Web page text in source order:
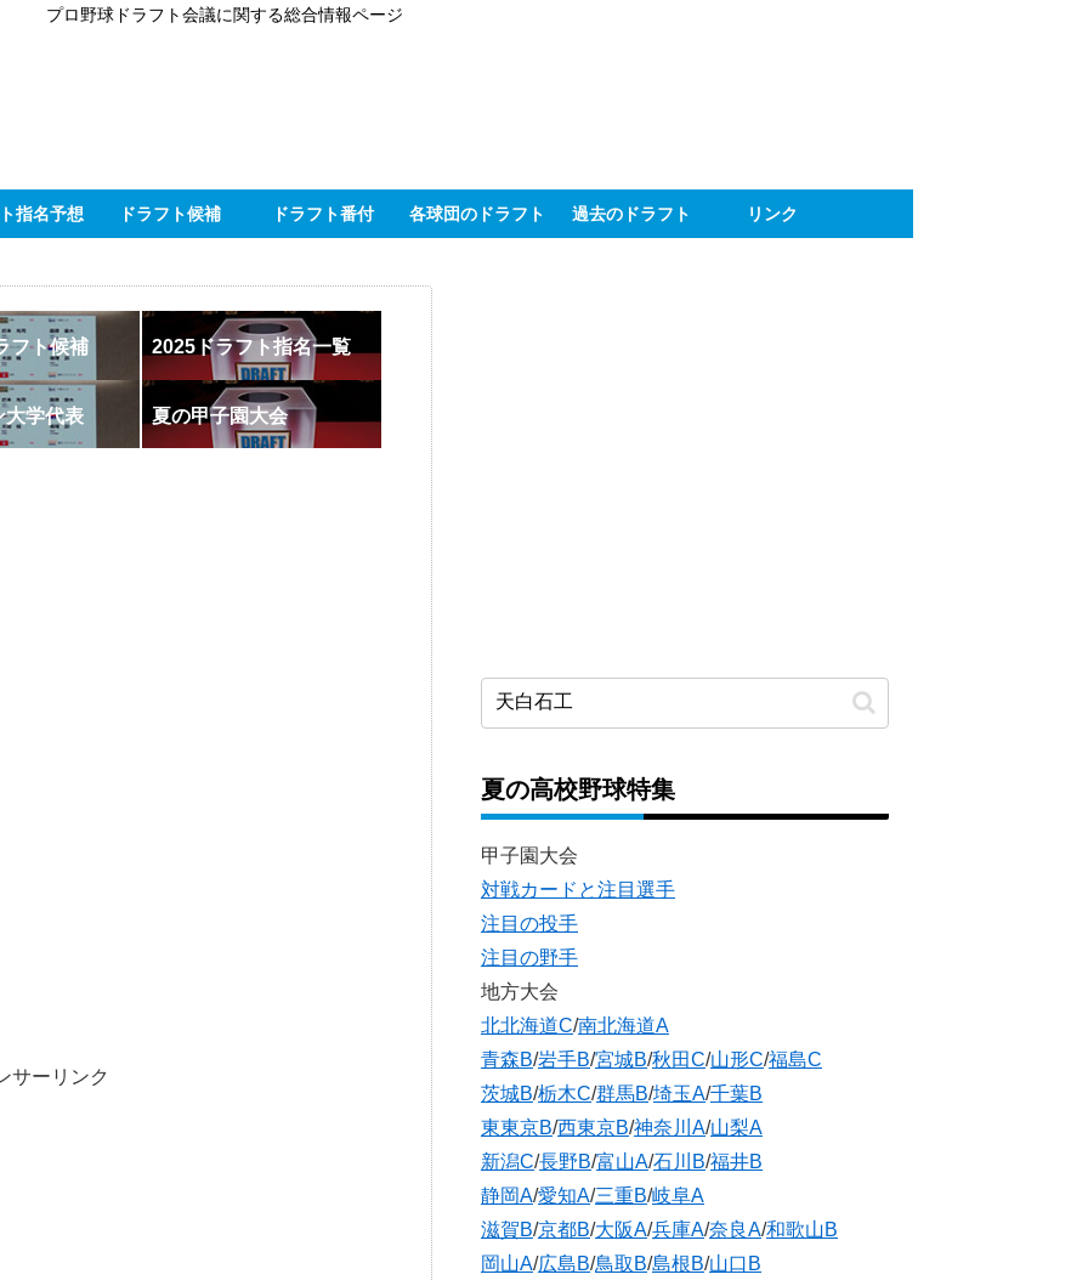
プロ野球ドラフト会議に関する総合情報ページ
指名予想 ドラフト候補 ドラフト番付 各球団のドラフト 過去のドラフト リンク
フト候補 2025ドラフト指名一覧
大学代表 夏の甲子園大会
サーリンク
夏の高校野球特集
甲子園大会
対戦カードと注目選手
注目の投手
注目の野手
地方大会
北北海道C/南北海道A
青森B/岩手B/宮城B/秋田C/山形C/福島C
茨城B/栃木C/群馬B/埼玉A/千葉B
東東京B/西東京B/神奈川A/山梨A
新潟C/長野B/富山A/石川B/福井B
静岡A/愛知A/三重B/岐阜A
滋賀B/京都B/大阪A/兵庫A/奈良A/和歌山B
岡山A/広島B/鳥取B/島根B/山口B